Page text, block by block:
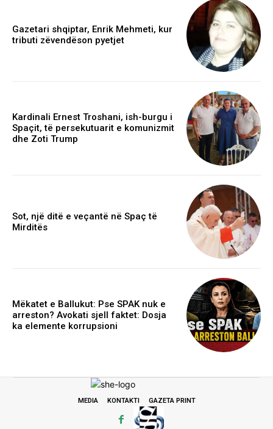
Gazetari shqiptar, Enrik Mehmeti, kur
tributi zëvendëson pyetjet
Kardinali Ernest Troshani, ish-burgu i
Spaçit, të persekutuarit e komunizmit
dhe Zoti Trump
Sot, një ditë e veçantë në Spaç të
Mirditës
Mëkatet e Ballukut: Pse SPAK nuk e
arreston? Avokati sjell faktet: Dosja
ka elemente korrupsioni
MEDIA KONTAKTI GAZETA PRINT